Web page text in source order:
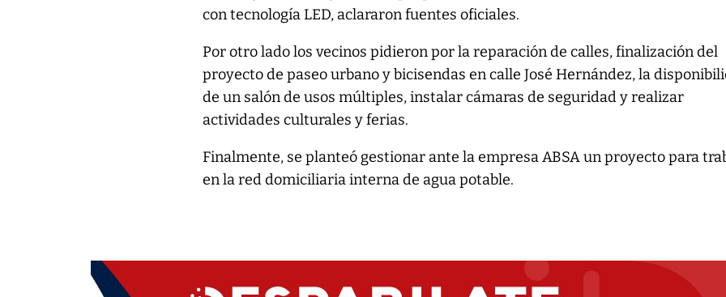
con tecnología LED, aclararon fuentes oficiales.
Por otro lado los vecinos pidieron por la reparación de calles, finalización del
proyecto de paseo urbano y bicisendas en calle José Hernández, la
de un salón de usos múltiples, instalar cámaras de seguridad y realizar
actividades culturales y ferias.
Finalmente, se planteó gestionar ante la empresa ABSA un proyecto para
en la red domiciliaria interna de agua potable.